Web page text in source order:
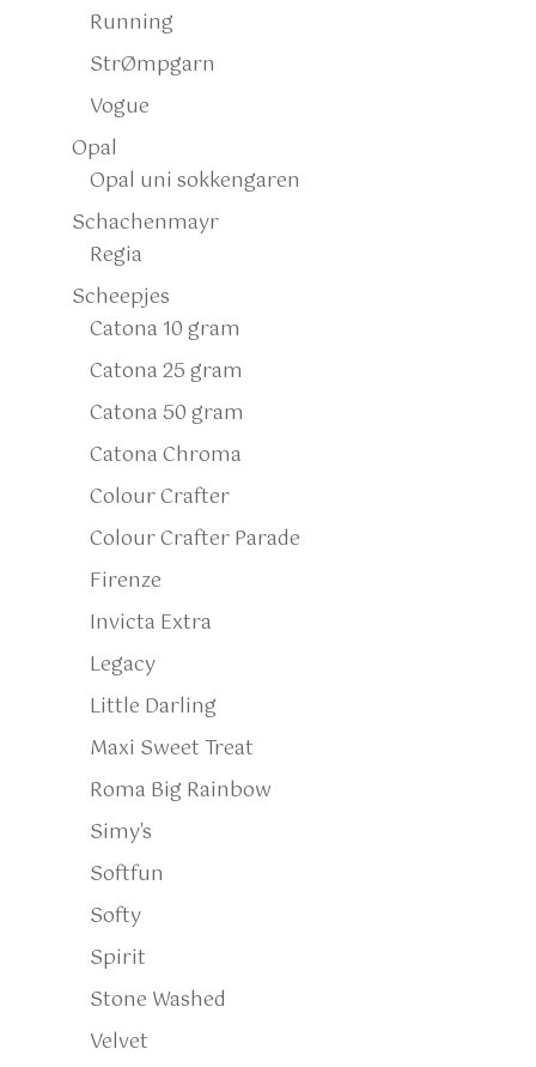
Running
StrØmpgarn
Vogue
Opal
Opal uni sokkengaren
Schachenmayr
Regia
Scheepjes
Catona 10 gram
Catona 25 gram
Catona 50 gram
Catona Chroma
Colour Crafter
Colour Crafter Parade
Firenze
Invicta Extra
Legacy
Little Darling
Maxi Sweet Treat
Roma Big Rainbow
Simy's
Softfun
Softy
Spirit
Stone Washed
Velvet